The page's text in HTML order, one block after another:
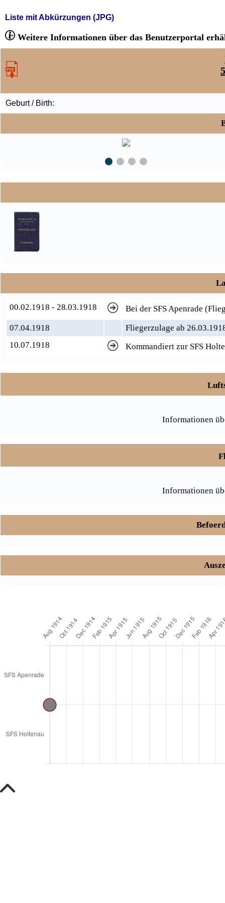
Liste mit Abkürzungen (JPG)
Weitere Informationen über das Benutzerportal
Geburt / Birth:
00.02.1918 - 28.03.1918
Bei der SFS Apenrade
07.04.1918
Fliegerzulage ab
10.07.1918
Kommandiert zur SFS
Informationen
Informationen